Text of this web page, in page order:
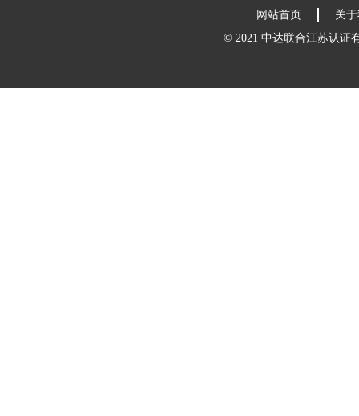
网站首页
关
© 2021 中达联合江苏